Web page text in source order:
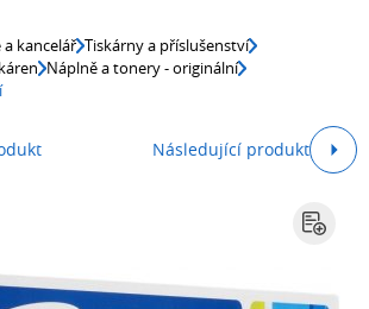
a kancelář Tiskárny a příslušenství
Náplně a tonery - originální
Následující produkt